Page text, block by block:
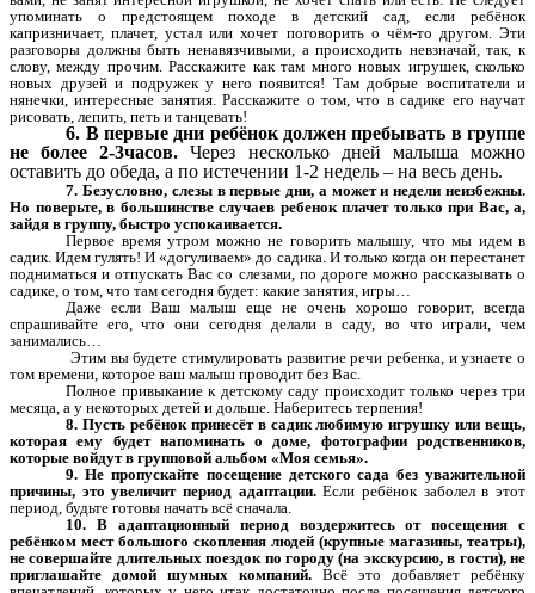
упоминать о предстоящем походе в детский сад, если ребёнок
капризничает, плачет, устал или хочет поговорить о чём-то другом. Эти
разговоры должны быть ненавязчивыми, а происходить невзначай, так, к
слову, между прочим. Расскажите как там много новых игрушек, сколько
новых друзей и подружек у него появится! Там добрые воспитатели и
нянечки, интересные занятия. Расскажите о том, что в садике его научат
рисовать, лепить, петь и танцевать!
6. В первые дни ребёнок должен пребывать в группе
не более 2-3часов.Через несколько дней малыша можно
оставить до обеда, а по истечении 1-2 недель – на весь день.
7. Безусловно, слезы в первые дни, а может и недели неизбежны.
Но поверьте, в большинстве случаев ребенок плачет только при Вас, а,
зайдя в группу, быстро успокаивается.
Первое время утром можно не говорить малышу, что мы идем в
садик. Идем гулять! И «догуливаем» до садика. И только когда он перестанет
подниматься и отпускать Вас со слезами, по дороге можно рассказывать о
садике, о том, что там сегодня будет: какие занятия, игры…
Даже если Ваш малыш еще не очень хорошо говорит, всегда
спрашивайте его, что они сегодня делали в саду, во что играли, чем
занимались…
Этим вы будете стимулировать развитие речи ребенка, и узнаете о
том времени, которое ваш малыш проводит без Вас.
Полное привыкание к детскому саду происходит только через три
месяца, а у некоторых детей и дольше. Наберитесь терпения!
8. Пусть ребёнок принесёт в садик любимую игрушку или вещь,
которая ему будет напоминать о доме, фотографии родственников,
которые войдут в групповой альбом «Моя семья».
9. Не пропускайте посещение детского сада без уважительной
причины, это увеличит период адаптации.Если ребёнок заболел в этот
период, будьте готовы начать всё сначала.
10. В адаптационный период воздержитесь от посещения с
ребёнком мест большого скопления людей (крупные магазины, театры),
не совершайте длительных поездок по городу (на экскурсию, в гости), не
приглашайте домой шумных компаний. Всё это добавляет ребёнку